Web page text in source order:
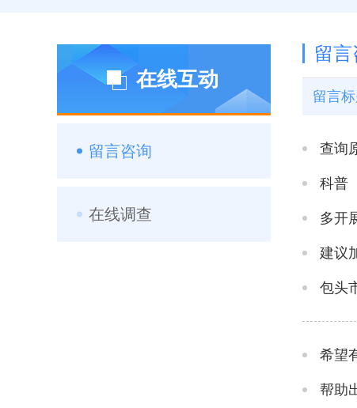
在线互动
留言咨询
在线调查
留言
留言
查询
科普
多开
建议
包头
希望
帮助